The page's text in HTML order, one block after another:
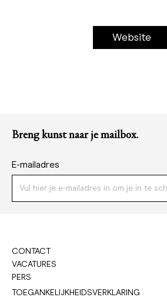
Website
Breng kunst naar je mailbox.
E-mailadres
CONTACT
VACATURES
PERS
TOEGANKELIJKHEIDSVERKLARING